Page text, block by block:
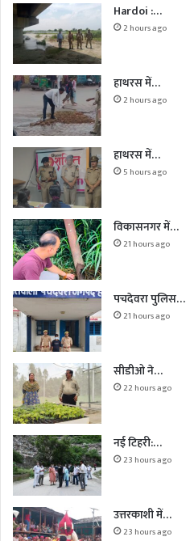
Hardoi :…
2 hours ago
हाथरस में…
2 hours ago
हाथरस में…
5 hours ago
विकासनगर में…
21 hours ago
पचदेवरा पुलिस…
21 hours ago
सीडीओ ने…
22 hours ago
नई टिहरी:…
23 hours ago
उत्तरकाशी में…
23 hours ago